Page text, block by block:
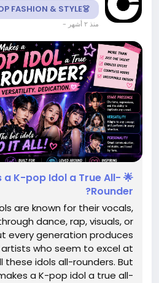
👗K-POP FASHION & STYLE
منذ ٢ أشهر -
a K-pop Idol a True All-
Rounder?
are known for their vocals,
dance, rap, visuals, or
every generation produces
who seem to excel at
these idols all-rounders. But
a K-pop idol a true all-